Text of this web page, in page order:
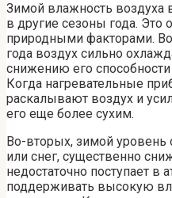
Зимой влажность воздуха
в другие сезоны года. Это
природными факторами.
года воздух сильно
снижению его
Когда нагревательные
раскалывают воздух и
его еще более сухим.
Во-вторых, зимой уровень
или снег, существенно
недостаточно поступает в
поддерживать высокую